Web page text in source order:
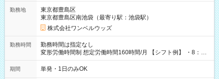
勤務地
東京都豊島区
東京都豊島区南池袋（最寄り駅：池袋駅）
株式会社ワンベルウッズ
勤務時間
勤務時間は指定なし
変形労働時間制 想定労働時間160時間/月 【シフト例】 ・8：00
～21：00
期間 単発・1日のみOK